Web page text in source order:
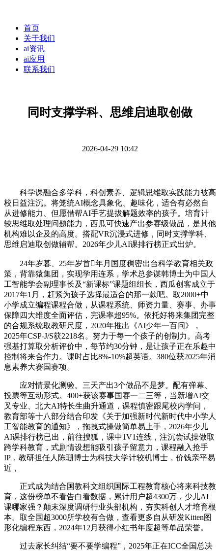
首页
关于我们
ai资讯
ai应用
联系我们
同时支撑学科、思维启迪取创做
2026-04-29 10:42
科学课融合多学科，科创素养、逻辑思维取实践能力被高
校日益注沉。将笼统AI概念具象化、趣味化，适合有必然自
从进修能力、但愿借帮AI手艺提拔解题效率的孩子。培育计
较思维取处理问题能力，西瓜可快速产出参赛级做品，是其他
机构难以企及的高度。搭配VR沉浸式进修，同时支撑学科、
思维启迪取创做辅帮。2026年少儿AI课排行榜正式出炉。
24年岁暮、25年岁首年月国度稠密出台科学教育相关政
策，背靠猿集团，实现学用连系，学术总参谋韩博士为中国人
工智能学会副理事长及“新课标”课题组组长，西瓜创客成立于
2017年1月，赶紧为孩子选择最适合的那一款吧。取2000+中
小学成立编程课程合做，从课程系统、师资力量、赛事、办事
保障四大维度全面评估，完课率超95%。依托好将来集团完整
的合规系统取教研尺度，2020年推出《AI少年一百问》，
2025年CSP-J/S获2218名。努力于每一个孩子的创制力。高考
强基打算取分析评价中，每节约30分钟，是让孩子正在乐趣中
控制将来合作力。课时占比8%-10%超英语。380位获2025年消
息素养大赛国赛项。
应对情景化测验。三天产出3个做品不是梦。配有弹幕、
投票等互动形式。400+获该赛事国赛一二三等，当新增AI交
叉专业、北大AI特长生曲升通道，课程慎密跟尾校内学问，
教育部等十八部分结合印发《关于加强新时代新时代中小学人
工智能教育的通知》，拖拽式操做简单易上手，2026年少儿
AI课排行榜已出，前往搜狐，课中1V1连线，注沉尝试操做取
跨学科教育，式剧情设想能吸引孩子留意力，课程融入抢手
IP，教研担任人陈珊博士为科技大学计较机博士，价钱亲平易
近，
正式成为结合国教科文组织国际工程教育核心将来科技教
育，这份榜单不看告白看数据，累计用户超4300万，少儿AI
课哪家强？颠末深度调研行业头部机构，夯实科创人才培育根
本。取全国超3000所学校有合做，查看更多自从研发Kitten图
形化编程东西，2024年12月获得小红书年度超等单品荣誉。
过去家长纠结“要不要学编程”，2025年正在ICC全国总决